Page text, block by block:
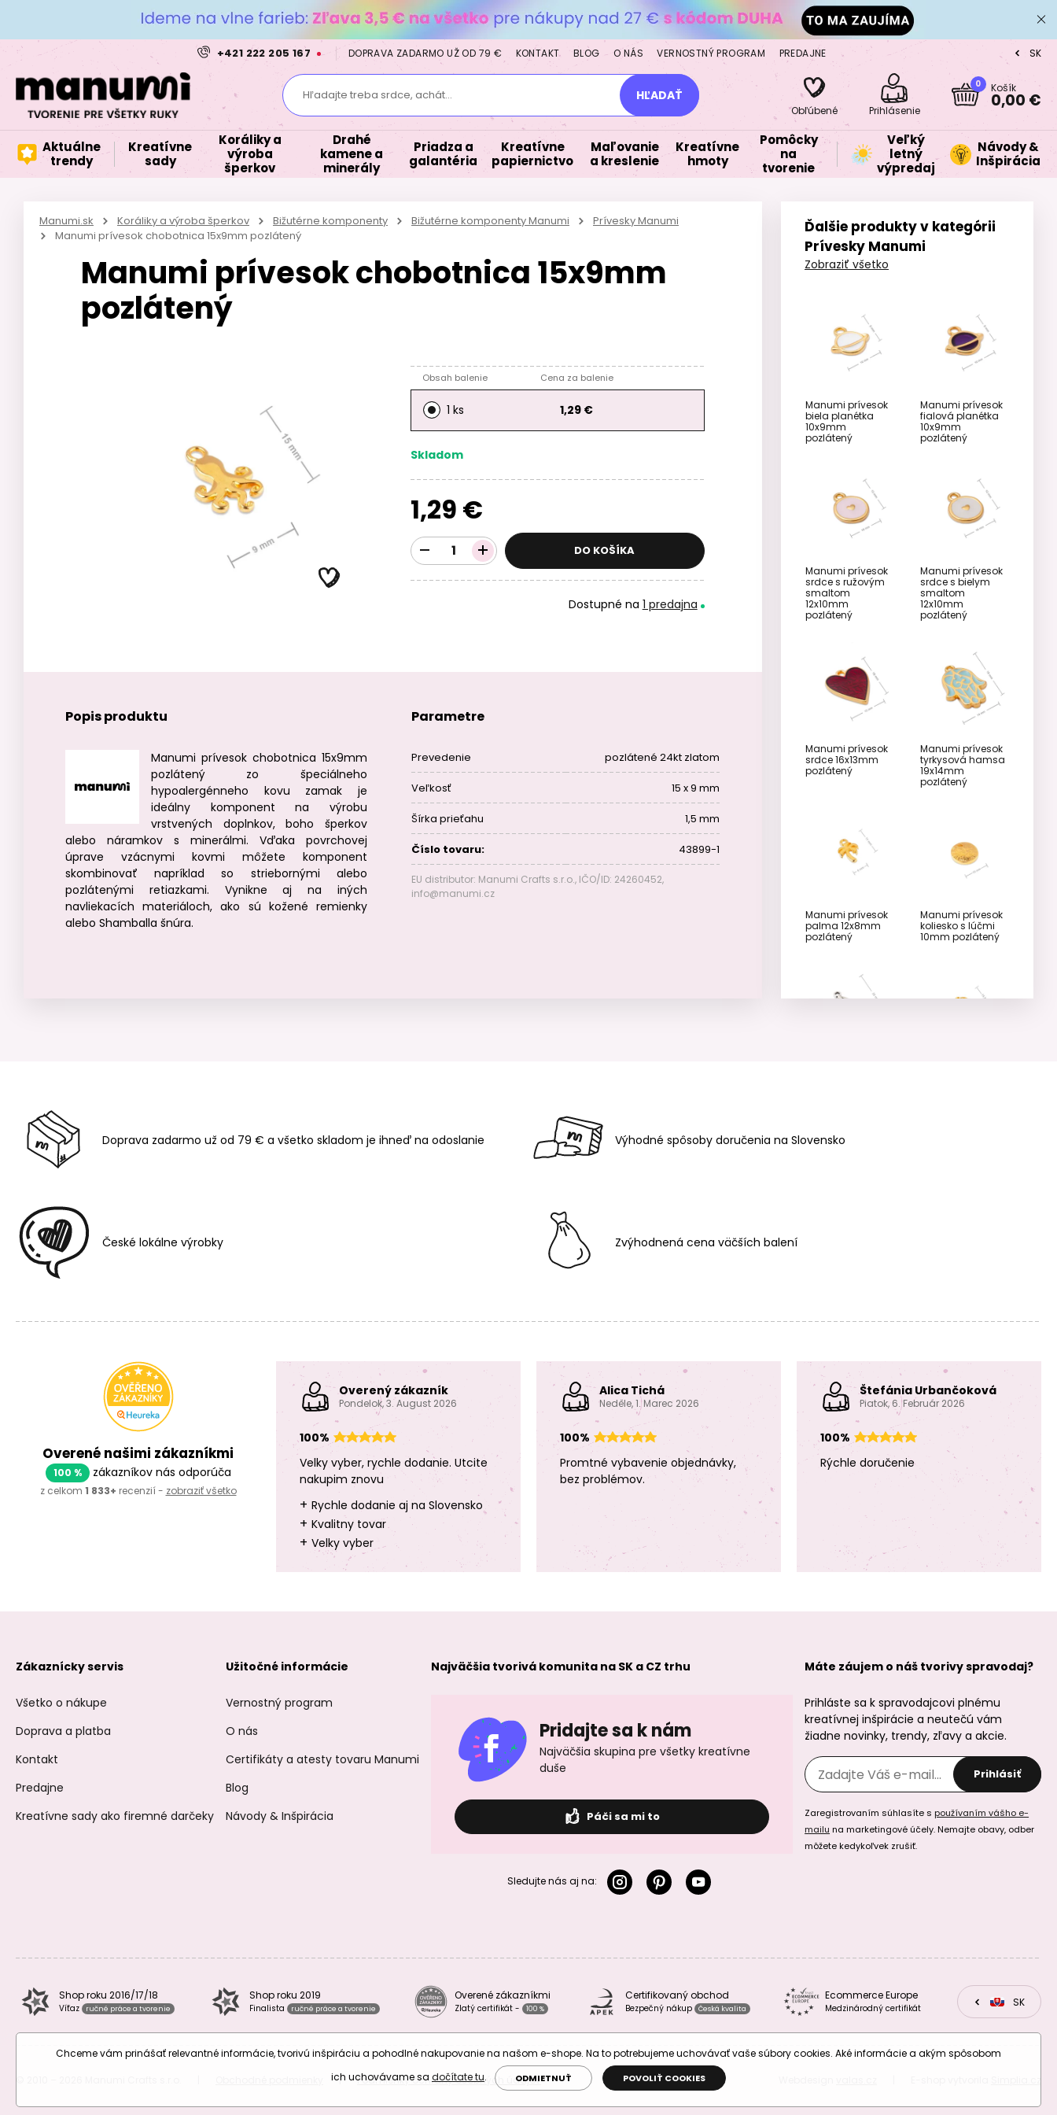
+421 222 205 167 DOPRAVA ZADARMO UŽ OD 79 € KONTAKT BLOG O NÁS VERNOSTNÝ PROGRAM PREDAJNE CZ
SK
Hľadajte treba srdce, achát... HĽADAŤ
Obľúbené Prihlásenie
0 Košík
0,00 €
Aktuálne
trendy
Kreatívne
sady
Koráliky a
výroba
šperkov
Drahé
kamene a
minerály
Priadza a
galantéria
Kreatívne
papiernictvo
Maľovanie
a kreslenie
Kreatívne
hmoty
Pomôcky
na
tvorenie
Veľký
letný
výpredaj
Návody &
Inšpirácia
Manumi.sk Koráliky a výroba šperkov Bižutérne komponenty Bižutérne komponenty Manumi
Prívesky Manumi
Manumi prívesok chobotnica 15x9mm pozlátený
Manumi prívesok chobotnica 15x9mm
pozlátený
Obsah balenie Cena za balenie
1 ks 1,29 €
Skladom
1,29 €
DO KOŠÍKA
Dostupné na 1 predajna
Popis produktu
Manumi prívesok chobotnica 15x9mm
pozlátený zo špeciálneho
hypoalergénneho kovu zamak je
ideálny komponent na výrobu
vrstvených doplnkov, boho šperkov
alebo náramkov s minerálmi. Vďaka povrchovej
úprave vzácnymi kovmi môžete komponent
skombinovať napríklad so striebornými alebo
pozlátenými retiazkami. Vynikne aj na iných
navliekacích materiáloch, ako sú kožené remienky
alebo Shamballa šnúra.
Parametre
Prevedenie pozlátené 24kt zlatom
Veľkosť 15 x 9 mm
Šírka prieťahu 1,5 mm
Číslo tovaru: 43899-1
EU distributor: Manumi Crafts s.r.o., IČO/ID: 24260452,
info@manumi.cz
Ďalšie produkty v kategórii
Prívesky Manumi
Zobraziť všetko
Manumi prívesok
biela planétka
10x9mm
pozlátený
Manumi prívesok
fialová planétka
10x9mm
pozlátený
Manumi prívesok
srdce s ružovým
smaltom
12x10mm
pozlátený
Manumi prívesok
srdce s bielym
smaltom
12x10mm
pozlátený
Manumi prívesok
srdce 16x13mm
pozlátený
Manumi prívesok
tyrkysová hamsa
19x14mm
pozlátený
Manumi prívesok
palma 12x8mm
pozlátený
Manumi prívesok
koliesko s lúčmi
10mm pozlátený
Manumi prívesok
koliesko s lúčmi
9mm postriebrený
diel mušľa
9,5x7mm
pozlátený
Manumi spájací
diel mušľa
9,5x7mm
Manumi prívesok
srdce 10x9,5mm
pozlátený
Manumi kruhový
rámik 19x17mm
pozlátený
Manumi kruhový
rámik 19x17mm
postriebrený
Manumi prívesok
lotos 11x10mm
pozlátený
Manumi prívesok
hviezda 14x11mm
pozlátený
Doprava zadarmo už od 79 € a všetko skladom je ihneď na odoslanie Výhodné spôsoby doručenia na Slovensko
České lokálne výrobky Zvýhodnená cena väčších balení
Overené našimi zákazníkmi
100 % zákazníkov nás odporúča
z celkom 1 833+ recenzií - zobraziť všetko
Overený zákazník
Pondelok, 3. August 2026
100%
Velky vyber, rychle dodanie. Utcite
nakupim znovu
+ Rychle dodanie aj na Slovensko
+ Kvalitny tovar
+ Velky vyber
Alica Tichá
Neděle, 1. Marec 2026
100%
Promtné vybavenie objednávky,
bez problémov.
Štefánia Urbančoková
Piatok, 6. Február 2026
100%
Rýchle doručenie
Zákaznícky servis
Všetko o nákupe
Doprava a platba
Kontakt
Predajne
Kreatívne sady ako firemné darčeky
Užitočné informácie
Vernostný program
O nás
Certifikáty a atesty tovaru Manumi
Blog
Návody & Inšpirácia
Najväčšia tvorivá komunita na SK a CZ trhu
Pridajte sa k nám
Najväčšia skupina pre všetky kreatívne
duše
Páči sa mi to
Sledujte nás aj na:
Máte záujem o náš tvorivy spravodaj?
Prihláste sa k spravodajcovi plnému
kreatívnej inšpirácie a neutečú vám
žiadne novinky, trendy, zľavy a akcie.
Prihlásiť
Zaregistrovaním súhlasíte s používaním vášho e-
mailu na marketingové účely. Nemajte obavy, odber
môžete kedykoľvek zrušiť.
Shop roku 2016/17/18
Víťaz ručné práce a tvorenie
Shop roku 2019
Finalista ručné práce a tvorenie
Overené zákazníkmi
Zlatý certifikát - 100 %
Certifikovaný obchod
Bezpečný nákup Česká kvalita
Ecommerce Europe
Medzinárodný certifikát CZSK
| Podmienky ochrany osobných údajov
Chceme vám prinášať relevantné informácie, tvorivú inšpiráciu a pohodlné nakupovanie na našom e-shope. Na to potrebujeme uchovávať vaše súbory cookies. Aké informácie a akým spôsobom
ich uchovávame sa dočítate tu. ODMIETNUŤ POVOLIŤ COOKIES